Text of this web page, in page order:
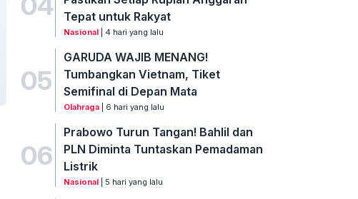
Tepat untuk Rakyat
Nasional | 4 hari yang lalu
05
GARUDA WAJIB MENANG!
Tumbangkan Vietnam, Tiket
Semifinal di Depan Mata
Olahraga | 6 hari yang lalu
06
Prabowo Turun Tangan! Bahlil dan
PLN Diminta Tuntaskan Pemadaman
Listrik
Nasional | 5 hari yang lalu